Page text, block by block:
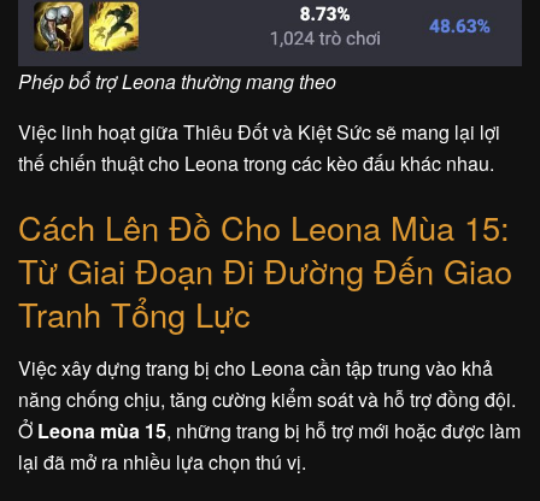
Phép bổ trợ Leona thường mang theo
Việc linh hoạt giữa Thiêu Đốt và Kiệt Sức sẽ mang lại lợi
thế chiến thuật cho Leona trong các kèo đấu khác nhau.
Cách Lên Đồ Cho Leona Mùa 15:
Từ Giai Đoạn Đi Đường Đến Giao
Tranh Tổng Lực
Việc xây dựng trang bị cho Leona cần tập trung vào khả
năng chống chịu, tăng cường kiểm soát và hỗ trợ đồng đội.
Ở Leona mùa 15, những trang bị hỗ trợ mới hoặc được làm
lại đã mở ra nhiều lựa chọn thú vị.